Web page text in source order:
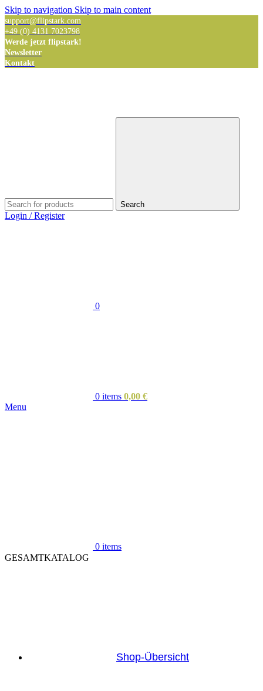
Skip to navigation Skip to main content
support@flipstark.com
+49 (0) 4131 7023798
Werde jetzt flipstark!
Newsletter
Kontakt
Search
Login / Register
0
0 items 0,00 €
Menu
0 items
GESAMTKATALOG
Shop-Übersicht